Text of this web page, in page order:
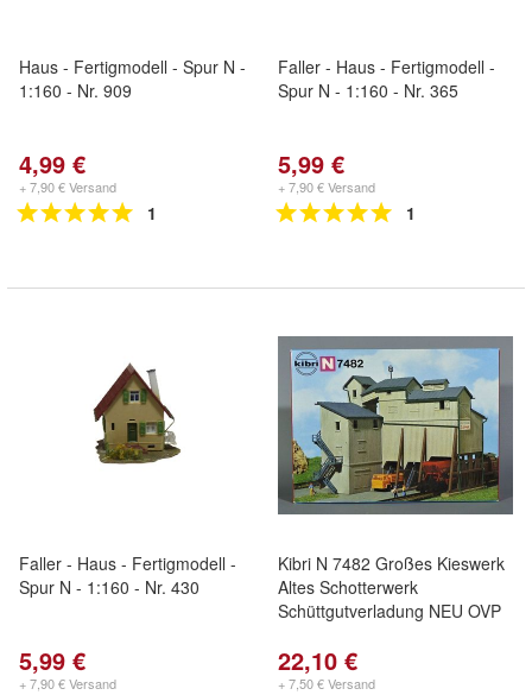
Haus - Fertigmodell - Spur N -
1:160 - Nr. 909
4,99 €
+ 7,90 € Versand
1
Faller - Haus - Fertigmodell -
Spur N - 1:160 - Nr. 365
5,99 €
+ 7,90 € Versand
1
Faller - Haus - Fertigmodell -
Spur N - 1:160 - Nr. 430
5,99 €
+ 7,90 € Versand
Kibri N 7482 Großes Kieswerk
Altes Schotterwerk
Schüttgutverladung NEU OVP
22,10 €
+ 7,50 € Versand